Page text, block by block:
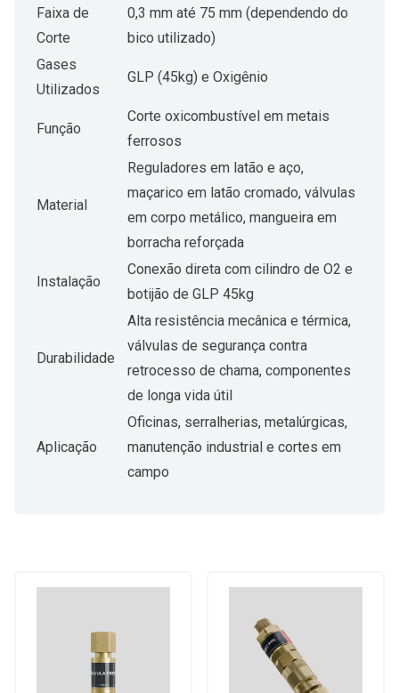
Faixa de
Corte
0,3 mm até 75 mm (dependendo do
bico utilizado)
Gases
Utilizados
GLP (45kg) e Oxigênio
Função
Corte oxicombustível em metais
ferrosos
Material
Reguladores em latão e aço,
maçarico em latão cromado, válvulas
em corpo metálico, mangueira em
borracha reforçada
Instalação
Conexão direta com cilindro de O2 e
botijão de GLP 45kg
Durabilidade
Alta resistência mecânica e térmica,
válvulas de segurança contra
retrocesso de chama, componentes
de longa vida útil
Aplicação
Oficinas, serralherias, metalúrgicas,
manutenção industrial e cortes em
campo